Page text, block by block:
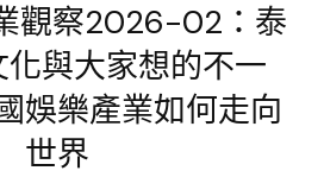
觀察2026-02：泰
化與大家想的不一
娛樂產業如何走向
世界